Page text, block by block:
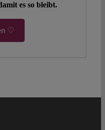
es so bleibt.
♡